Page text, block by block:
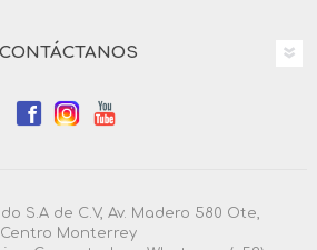
CONTÁCTANOS
S.A de C.V, Av. Madero 580 Ote,
Centro Monterrey